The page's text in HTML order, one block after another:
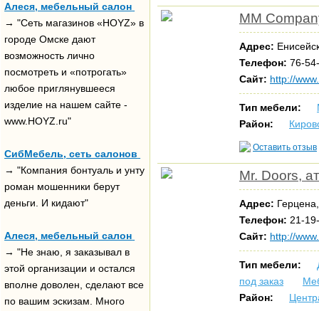
Алеся, мебельный салон
→ "Сеть магазинов «HOYZ» в
городе Омске дают
возможность лично
посмотреть и «потрогать»
любое приглянувшееся
изделие на нашем сайте -
www.HOYZ.ru"
СибМебель, сеть салонов
→ "Компания бонтуаль и унту
роман мошенники берут
деньги. И кидают"
Алеся, мебельный салон
→ "Не знаю, я заказывал в
этой организации и остался
вполне доволен, сделают все
по вашим эскизам. Много
MM
Адрес:
Телефон: 76-
Сайт: http://
Тип мебели:
Район:
Оставить отзыв
Mr. Doors,
Адрес:
Телефон: 21-
Сайт: http://
Тип мебели:
под заказ
Район: